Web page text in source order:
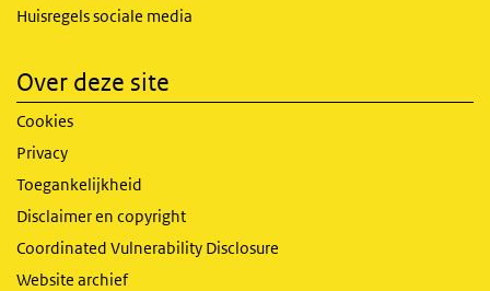
Huisregels sociale media
Over deze site
Cookies
Privacy
Toegankelijkheid
Disclaimer en copyright
Coordinated Vulnerability Disclosure
Website archief